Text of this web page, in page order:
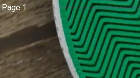
Page 1